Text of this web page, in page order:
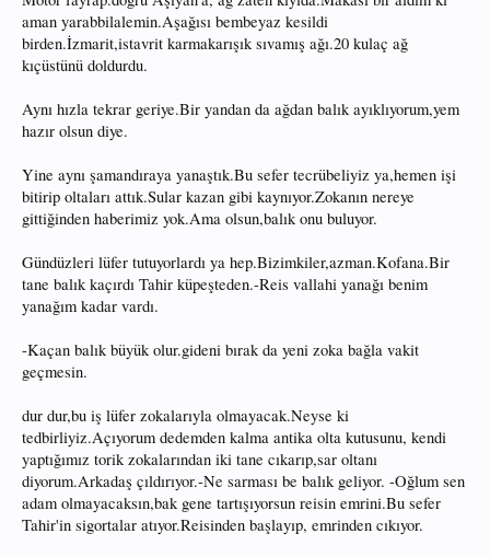
aman yarabbilalemin.Aşağısı bembeyaz kesildi
birden.İzmarit,istavrit karmakarışık sıvamış ağı.20 kulaç ağ
kıçüstünü doldurdu.
Aynı hızla tekrar geriye.Bir yandan da ağdan balık ayıklıyorum,yem
hazır olsun diye.
Yine aynı şamandıraya yanaştık.Bu sefer tecrübeliyiz ya,hemen işi
bitirip oltaları attık.Sular kazan gibi kaynıyor.Zokanın nereye
gittiğinden haberimiz yok.Ama olsun,balık onu buluyor.
Gündüzleri lüfer tutuyorlardı ya hep.Bizimkiler,azman.Kofana.Bir
tane balık kaçırdı Tahir küpeşteden.-Reis vallahi yanağı benim
yanağım kadar vardı.
-Kaçan balık büyük olur.gideni bırak da yeni zoka bağla vakit
geçmesin.
dur dur,bu iş lüfer zokalarıyla olmayacak.Neyse ki
tedbirliyiz.Açıyorum dedemden kalma antika olta kutusunu, kendi
yaptığımız torik zokalarından iki tane cıkarıp,sar oltanı
diyorum.Arkadaş çıldırıyor.-Ne sarması be balık geliyor. -Oğlum sen
adam olmayacaksın,bak gene tartışıyorsun reisin emrini.Bu sefer
Tahir'in sigortalar atıyor.Reisinden başlayıp, emrinden cıkıyor.